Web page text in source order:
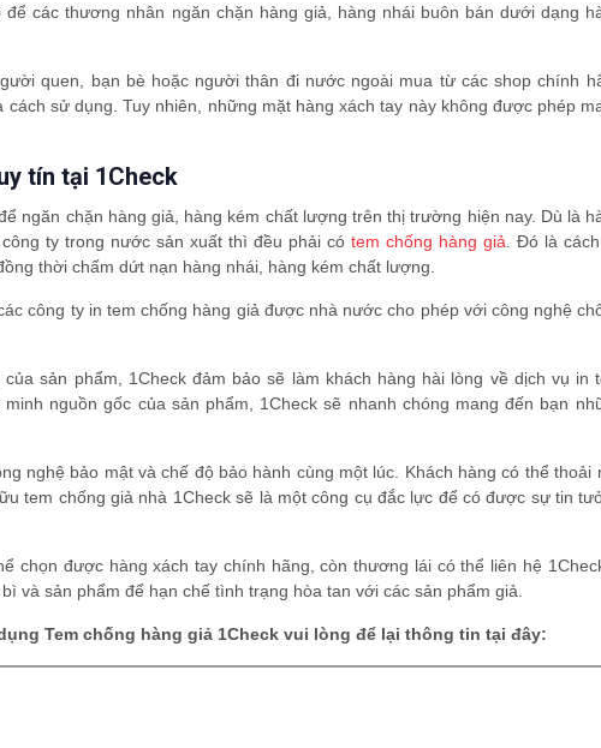
các thương nhân ngăn chặn hàng giả, hàng nhái buôn bán dưới dạng
quen, bạn bè hoặc người thân đi nước ngoài mua từ các shop chính
sử dụng. Tuy nhiên, những mặt hàng xách tay này không được phép
tín tại 1Check
ngăn chặn hàng giả, hàng kém chất lượng trên thị trường hiện nay. Dù là
ty trong nước sản xuất thì đều phải có tem chống hàng giả . Đó là
thời chấm dứt nạn hàng nhái, hàng kém chất lượng.
công ty in tem chống hàng giả được nhà nước cho phép với công nghệ
sản phẩm, 1Check đảm bảo sẽ làm khách hàng hài lòng về dịch vụ in
nguồn gốc của sản phẩm, 1Check sẽ nhanh chóng mang đến bạn
nghệ bảo mật và chế độ bảo hành cùng một lúc. Khách hàng có thể thoải
tem chống giả nhà 1Check sẽ là một công cụ đắc lực để có được sự tin
chọn được hàng xách tay chính hãng, còn thương lái có thể liên hệ
và sản phẩm để hạn chế tình trạng hòa tan với các sản phẩm giả.
Tem chống hàng giả 1Check vui lòng để lại thông tin tại đây: